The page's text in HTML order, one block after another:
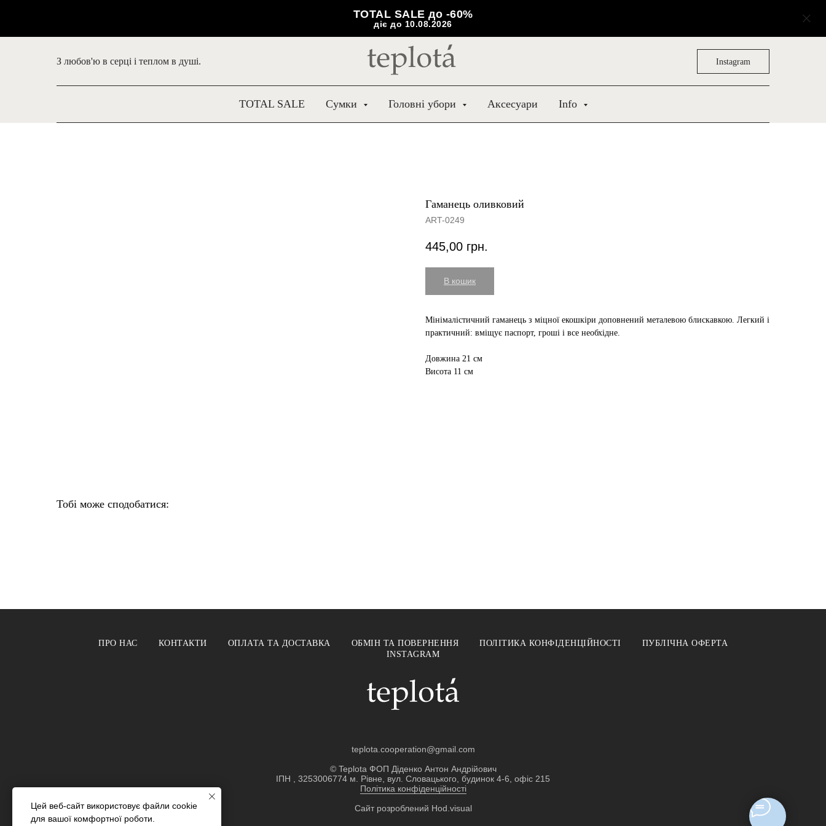
TOTAL SALE до -60%
діє до 10.08.2026
З любов'ю в серці і теплом в душі. Instagram
TOTAL SALE Сумки Головні убори Аксесуари Info
Гаманець оливковий
ART-0249
445,00 грн.
В кошик
Мінімалістичний гаманець з міцної екошкіри доповнений металевою блискавкою. Легкий і
практичний: вміщує паспорт, гроші і все необхідне.
Довжина 21 см
Висота 11 см
Тобі може сподобатися:
ПРО НАС КОНТАКТИ ОПЛАТА ТА ДОСТАВКА ОБМІН ТА ПОВЕРНЕННЯ ПОЛІТИКА КОНФІДЕНЦІЙНОСТІ
ПУБЛІЧНА ОФЕРТА
INSTAGRAM
teplota.cooperation@gmail.com
© Teplota ФОП Діденко Антон Андрійович
ІПН , 3253006774 м. Рівне, вул. Словацького, будинок 4-6, офіс 215
Політика конфіденційності
Сайт розроблений Hod.visual
Цей веб-сайт використовує файли cookie
для вашої комфортної роботи.